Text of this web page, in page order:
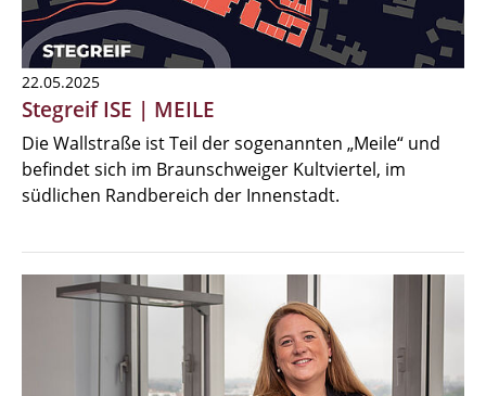
22.05.2025
Stegreif ISE | MEILE
Die Wallstraße ist Teil der sogenannten „Meile“ und
befindet sich im Braunschweiger Kultviertel, im
südlichen Randbereich der Innenstadt.